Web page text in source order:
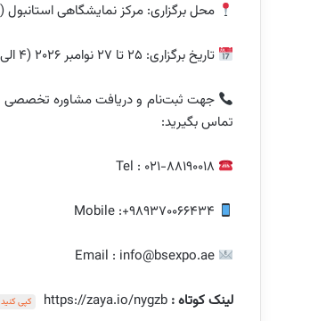
محل برگزاری: مرکز نمایشگاهی استانبول (IFM) – ترکیه
تاریخ برگزاری: 25 تا 27 نوامبر ۲۰۲۶ (۴ الی ۶ آذر ۱۴۰۵ )
تماس بگیرید:
Email : info@bsexpo.ae
لینک کوتاه : https://zaya.io/nygzb کپی کنید